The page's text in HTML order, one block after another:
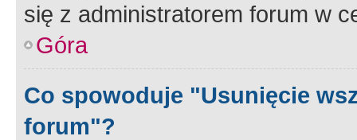
się z administratorem forum w
Góra
Co spowoduje "Usunięcie
forum"?